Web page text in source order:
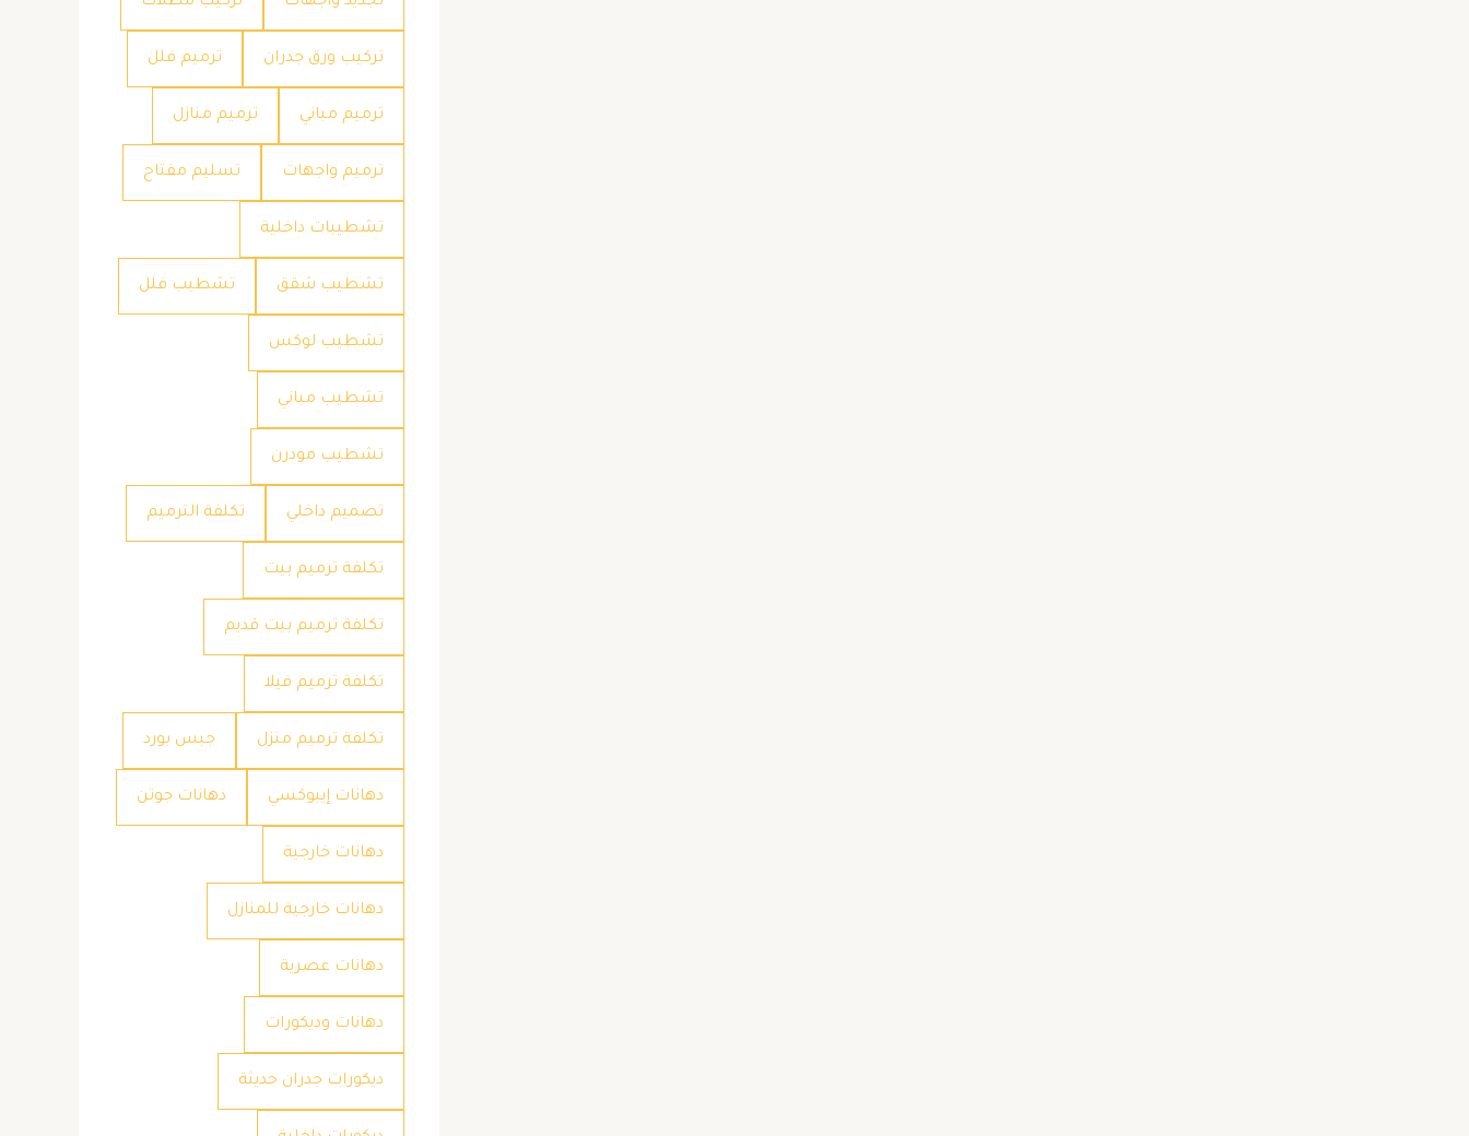
تركيب ورق جدران ترميم فلل
ترميم مباني ترميم منازل
ترميم واجهات تسليم مفتاح
تشطيبات داخلية
تشطيب شقق تشطيب فلل
تشطيب لوكس
تشطيب مباني
تشطيب مودرن
تصميم داخلي تكلفة الترميم
تكلفة ترميم بيت
تكلفة ترميم بيت قديم
تكلفة ترميم فيلا
تكلفة ترميم منزل جبس بورد
دهانات إيبوكسي دهانات جوتن
دهانات خارجية
دهانات خارجية للمنازل
دهانات عصرية
دهانات وديكورات
ديكورات جدران حديثة